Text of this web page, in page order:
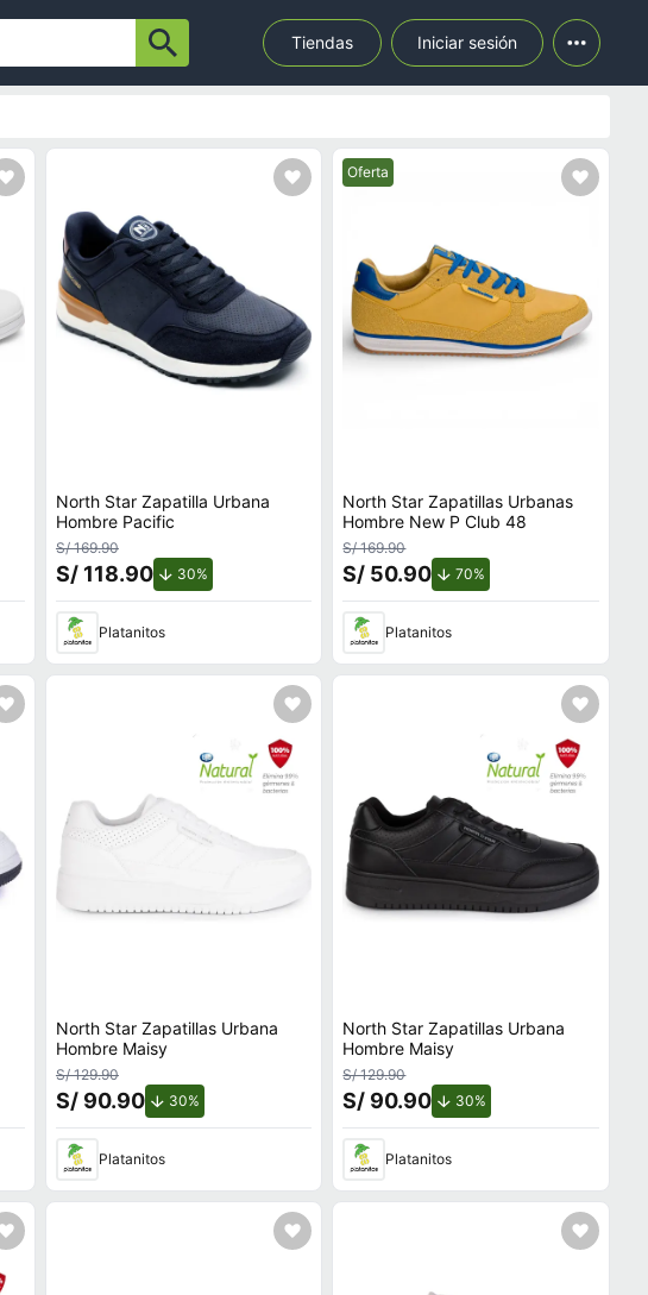
Tiendas Iniciar sesión
North Star Zapatilla Urbana
Hombre Pacific
S/ 169.90
S/ 118.90 30%de descuento.
Platanitos
Mejor precio.
Oferta
North Star Zapatillas Urbanas
Hombre New P Club 48
S/ 169.90
S/ 50.90 70%
Platanitos
North Star Zapatillas Urbana
Hombre Maisy
S/ 129.90
S/ 90.90 30%de descuento.
Platanitos
North Star Zapatillas Urbana
Hombre Maisy
S/ 129.90
S/ 90.90 30%
Platanitos